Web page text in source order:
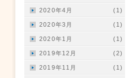
2020年4月 (1)
2020年3月 (1)
2020年1月 (1)
2019年12月 (2)
2019年11月 (1)